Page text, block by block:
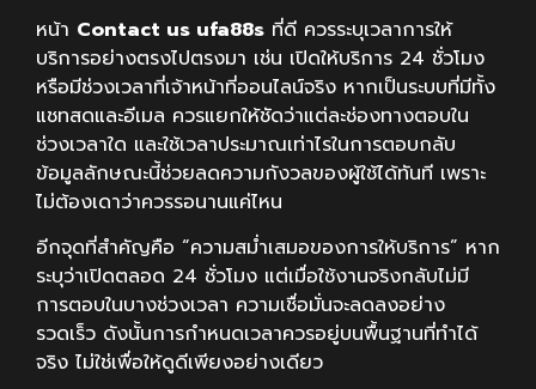
หน้า Contact us ufa88s ที่ดี ควรระบุเวลาการให้
บริการอย่างตรงไปตรงมา เช่น เปิดให้บริการ 24 ชั่วโมง
หรือมีช่วงเวลาที่เจ้าหน้าที่ออนไลน์จริง หากเป็นระบบที่มีทั้ง
แชทสดและอีเมล ควรแยกให้ชัดว่าแต่ละช่องทางตอบใน
ช่วงเวลาใด และใช้เวลาประมาณเท่าไรในการตอบกลับ
ข้อมูลลักษณะนี้ช่วยลดความกังวลของผู้ใช้ได้ทันที เพราะ
ไม่ต้องเดาว่าควรรอนานแค่ไหน
อีกจุดที่สำคัญคือ “ความสม่ำเสมอของการให้บริการ” หาก
ระบุว่าเปิดตลอด 24 ชั่วโมง แต่เมื่อใช้งานจริงกลับไม่มี
การตอบในบางช่วงเวลา ความเชื่อมั่นจะลดลงอย่าง
รวดเร็ว ดังนั้นการกำหนดเวลาควรอยู่บนพื้นฐานที่ทำได้
จริง ไม่ใช่เพื่อให้ดูดีเพียงอย่างเดียว